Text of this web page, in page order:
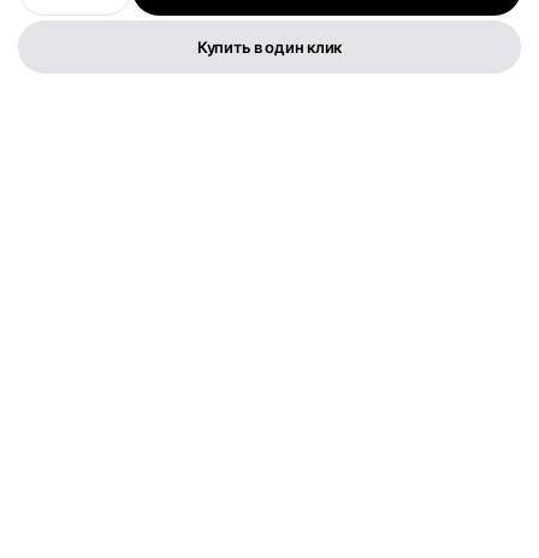
Купить в один клик